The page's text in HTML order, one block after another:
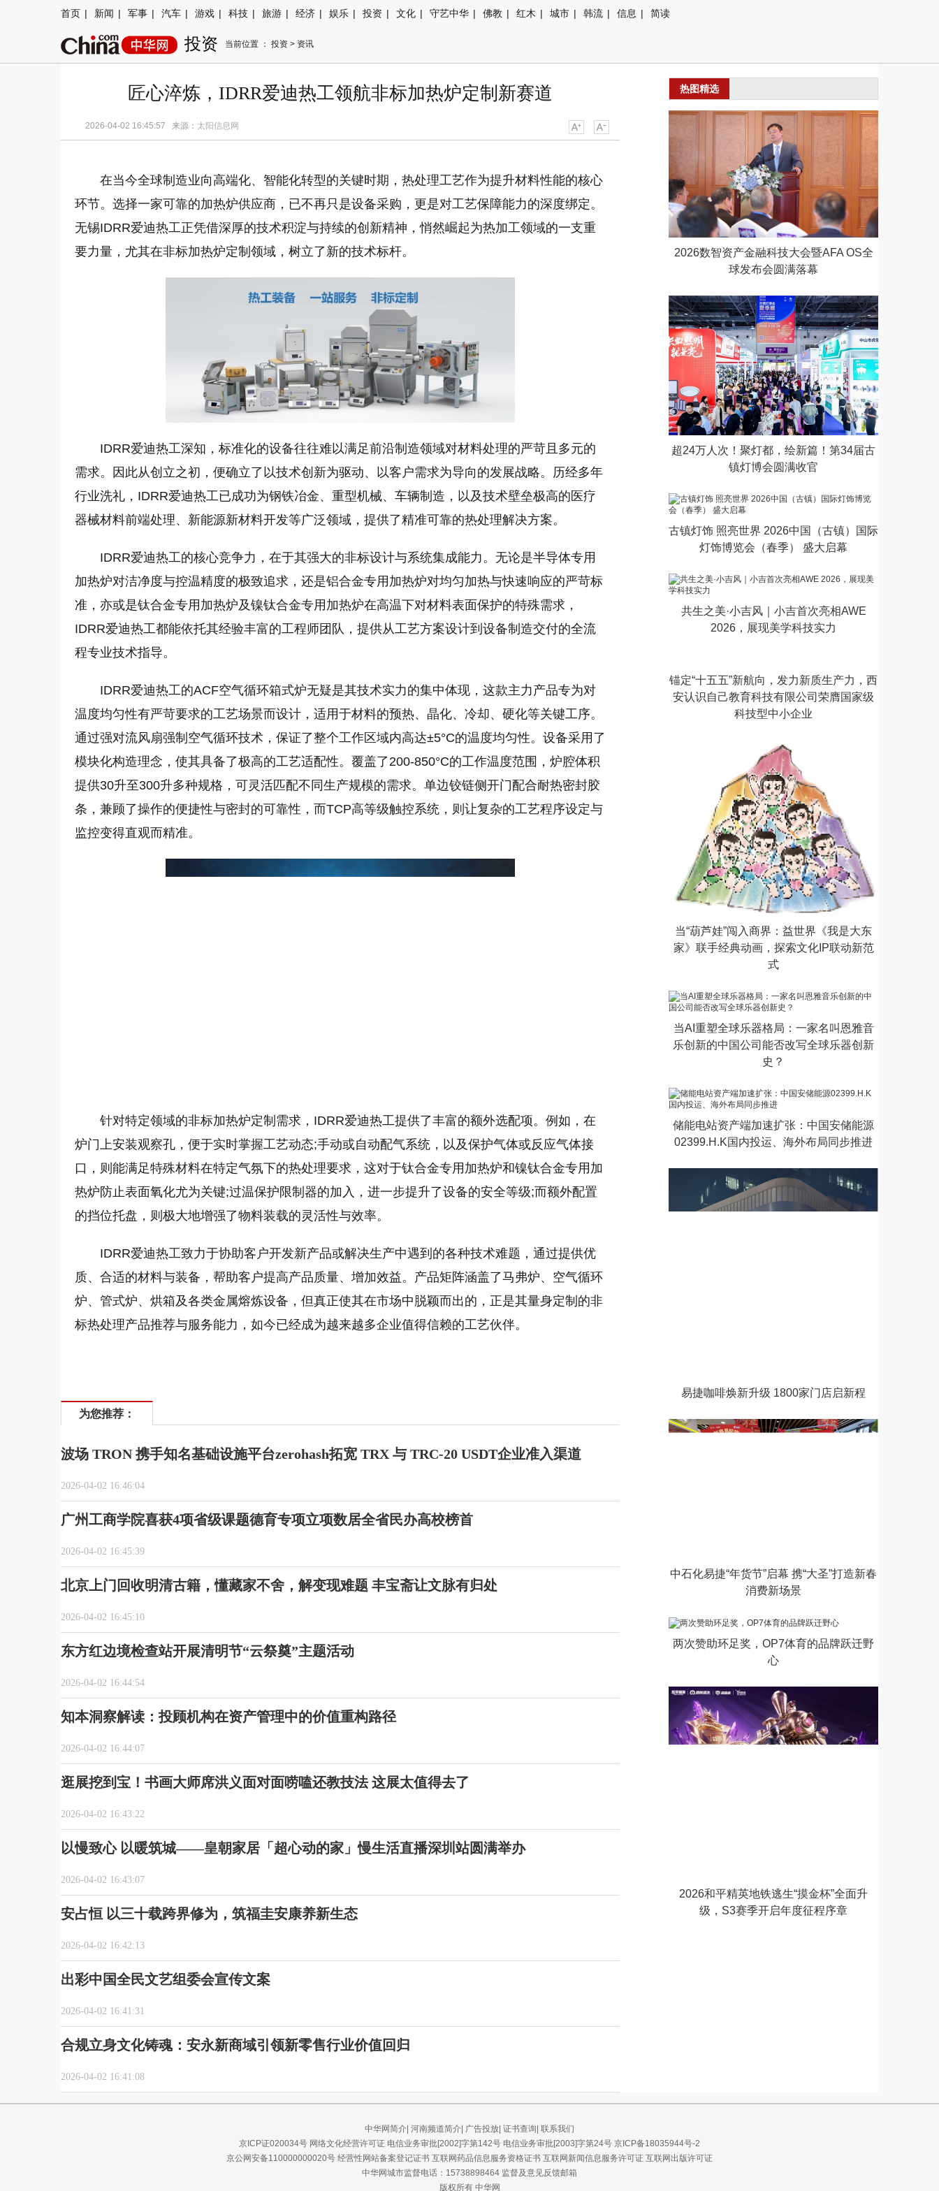
首页 | 新闻 | 军事 | 汽车 | 游戏 | 科技 | 旅游 | 经济 | 娱乐 | 投资 | 文化 | 守艺中华 | 佛教 | 红木 | 城市 | 韩流 | 信息 | 简读
投资 当前位置 ： 投资 > 资讯
匠心淬炼，IDRR爱迪热工领航非标加热炉定制新赛道
2026-04-02 16:45:57 来源： 太阳信息网
在当今全球制造业向高端化、智能化转型的关键时期，热处理工艺作为提升材料性能的核心
环节。选择一家可靠的加热炉供应商，已不再只是设备采购，更是对工艺保障能力的深度绑定。
无锡IDRR爱迪热工正凭借深厚的技术积淀与持续的创新精神，悄然崛起为热加工领域的一支重
要力量，尤其在非标加热炉定制领域，树立了新的技术标杆。
IDRR爱迪热工深知，标准化的设备往往难以满足前沿制造领域对材料处理的严苛且多元的
需求。因此从创立之初，便确立了以技术创新为驱动、以客户需求为导向的发展战略。历经多年
行业洗礼，IDRR爱迪热工已成功为钢铁冶金、重型机械、车辆制造，以及技术壁垒极高的医疗
器械材料前端处理、新能源新材料开发等广泛领域，提供了精准可靠的热处理解决方案。
IDRR爱迪热工的核心竞争力，在于其强大的非标设计与系统集成能力。无论是半导体专用
加热炉对洁净度与控温精度的极致追求，还是铝合金专用加热炉对均匀加热与快速响应的严苛标
准，亦或是钛合金专用加热炉及镍钛合金专用加热炉在高温下对材料表面保护的特殊需求，
IDRR爱迪热工都能依托其经验丰富的工程师团队，提供从工艺方案设计到设备制造交付的全流
程专业技术指导。
IDRR爱迪热工的ACF空气循环箱式炉无疑是其技术实力的集中体现，这款主力产品专为对
温度均匀性有严苛要求的工艺场景而设计，适用于材料的预热、晶化、冷却、硬化等关键工序。
通过强对流风扇强制空气循环技术，保证了整个工作区域内高达±5°C的温度均匀性。设备采用了
模块化构造理念，使其具备了极高的工艺适配性。覆盖了200-850°C的工作温度范围，炉腔体积
提供30升至300升多种规格，可灵活匹配不同生产规模的需求。单边铰链侧开门配合耐热密封胶
条，兼顾了操作的便捷性与密封的可靠性，而TCP高等级触控系统，则让复杂的工艺程序设定与
监控变得直观而精准。
针对特定领域的非标加热炉定制需求，IDRR爱迪热工提供了丰富的额外选配项。例如，在
炉门上安装观察孔，便于实时掌握工艺动态;手动或自动配气系统，以及保护气体或反应气体接
口，则能满足特殊材料在特定气氛下的热处理要求，这对于钛合金专用加热炉和镍钛合金专用加
热炉防止表面氧化尤为关键;过温保护限制器的加入，进一步提升了设备的安全等级;而额外配置
的挡位托盘，则极大地增强了物料装载的灵活性与效率。
IDRR爱迪热工致力于协助客户开发新产品或解决生产中遇到的各种技术难题，通过提供优
质、合适的材料与装备，帮助客户提高产品质量、增加效益。产品矩阵涵盖了马弗炉、空气循环
炉、管式炉、烘箱及各类金属熔炼设备，但真正使其在市场中脱颖而出的，正是其量身定制的非
标热处理产品推荐与服务能力，如今已经成为越来越多企业值得信赖的工艺伙伴。
为您推荐：
波场 TRON 携手知名基础设施平台zerohash拓宽 TRX 与 TRC-20 USDT企业准入渠道
2026-04-02 16:46:04
广州工商学院喜获4项省级课题德育专项立项数居全省民办高校榜首
2026-04-02 16:45:39
北京上门回收明清古籍，懂藏家不舍，解变现难题 丰宝斋让文脉有归处
2026-04-02 16:45:10
东方红边境检查站开展清明节“云祭奠”主题活动
2026-04-02 16:44:54
知本洞察解读：投顾机构在资产管理中的价值重构路径
2026-04-02 16:44:07
逛展挖到宝！书画大师席洪义面对面唠嗑还教技法 这展太值得去了
2026-04-02 16:43:22
以慢致心 以暖筑城——皇朝家居「超心动的家」慢生活直播深圳站圆满举办
2026-04-02 16:43:07
安占恒 以三十载跨界修为，筑福圭安康养新生态
2026-04-02 16:42:13
出彩中国全民文艺组委会宣传文案
2026-04-02 16:41:31
合规立身文化铸魂：安永新商域引领新零售行业价值回归
2026-04-02 16:41:08
热图精选
2026数智资产金融科技大会暨AFA OS全
球发布会圆满落幕
超24万人次！聚灯都，绘新篇！第34届古
镇灯博会圆满收官
古镇灯饰 照亮世界 2026中国（古镇）国际
灯饰博览会（春季） 盛大启幕
共生之美·小吉风｜小吉首次亮相AWE
2026，展现美学科技实力
锚定“十五五”新航向，发力新质生产力，西
安认识自己教育科技有限公司荣膺国家级
科技型中小企业
当“葫芦娃”闯入商界：益世界《我是大东
家》联手经典动画，探索文化IP联动新范
式
当AI重塑全球乐器格局：一家名叫恩雅音
乐创新的中国公司能否改写全球乐器创新
史？
储能电站资产端加速扩张：中国安储能源
02399.H.K国内投运、海外布局同步推进
易捷咖啡焕新升级 1800家门店启新程
中石化易捷“年货节”启幕 携“大圣”打造新春
消费新场景
两次赞助环足奖，OP7体育的品牌跃迁野
心
2026和平精英地铁逃生“摸金杯”全面升
级，S3赛季开启年度征程序章
中华网简介| 河南频道简介| 广告投放| 证书查询| 联系我们
京ICP证020034号 网络文化经营许可证 电信业务审批[2002]字第142号 电信业务审批[2003]字第24号 京ICP备18035944号-2
京公网安备110000000020号 经营性网站备案登记证书 互联网药品信息服务资格证书 互联网新闻信息服务许可证 互联网出版许可证
中华网城市监督电话：15738898464 监督及意见反馈邮箱
版权所有 中华网